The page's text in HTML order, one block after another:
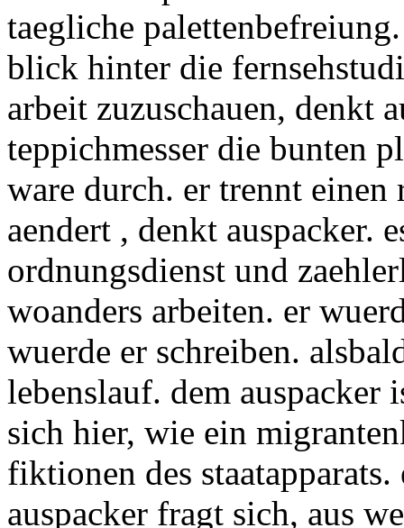
taegliche
blick hinter die
arbeit zuzuschauen, denkt
teppichmesser die bunten
ware durch. er trennt einen
aendert , denkt auspacker.
ordnungsdienst und
woanders arbeiten. er
wuerde er schreiben.
lebenslauf. dem auspacker
sich hier, wie ein
fiktionen des
auspacker fragt sich, aus